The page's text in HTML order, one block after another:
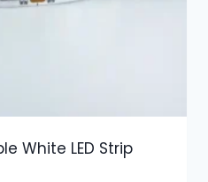
White LED Strip